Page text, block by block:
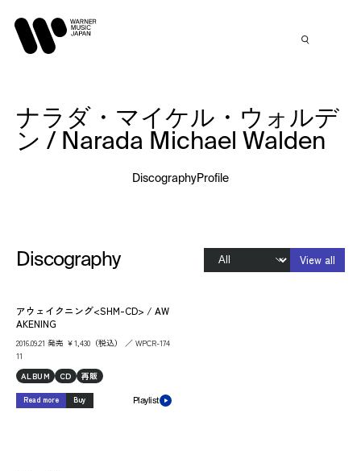
ナラダ・マイケル・ウォルデ
ン / Narada Michael Walden
DiscographyProfile
Discography View all
アウェイクニング<SHM-CD> / AW
AKENING
2016.09.21 発売 ￥1,430（税込） ／ WPCR-174
11
ALBUM
CD 再販
Read more Buy Playlist